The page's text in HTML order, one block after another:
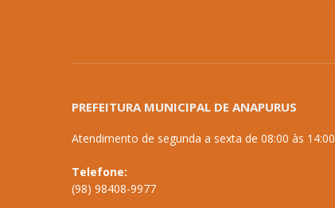
PREFEITURA MUNICIPAL DE ANAPURUS
Atendimento de segunda a sexta de 08:00 às 14:00
Telefone:
(98) 98408-9977